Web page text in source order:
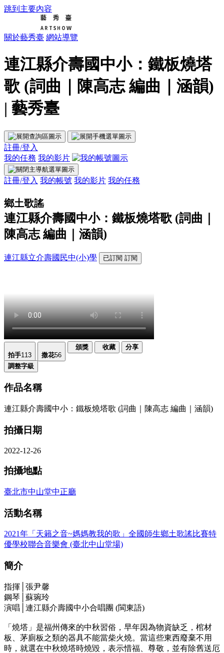
跳到主要內容
關於藝秀臺 網站導覽
連江縣介壽國中小：鐵板燒塔
歌 (詞曲｜陳高志 編曲｜涵韻)
| 藝秀臺
註冊/登入
我的任務 我的影片
註冊/登入 我的帳號 我的影片 我的任務
鄉土歌謠
連江縣介壽國中小：鐵板燒塔歌 (詞曲｜
陳高志 編曲｜涵韻)
連江縣立介壽國民中(小)學 已訂閱 訂閱
拍手113 撒花56
頒獎 收藏 分享
調整字級
作品名稱
連江縣介壽國中小：鐵板燒塔歌 (詞曲｜陳高志 編曲｜涵韻)
拍攝日期
2022-12-26
拍攝地點
臺北市中山堂中正廳
活動名稱
2021年「天籟之音~媽媽教我的歌」全國師生鄉土歌謠比賽特
優學校聯合音樂會 (臺北中山堂場)
簡介
指揮│張尹馨
鋼琴│蘇琬玲
演唱│連江縣介壽國中小合唱團 (閩東語)
「燒塔」是福州傳來的中秋習俗，早年因為物資缺乏，棺材
板、茅廁板之類的器具不能當柴火燒。當這些東西廢棄不用
時，就選在中秋燒塔時燒毀，表示惜福、尊敬，並有除舊送厄